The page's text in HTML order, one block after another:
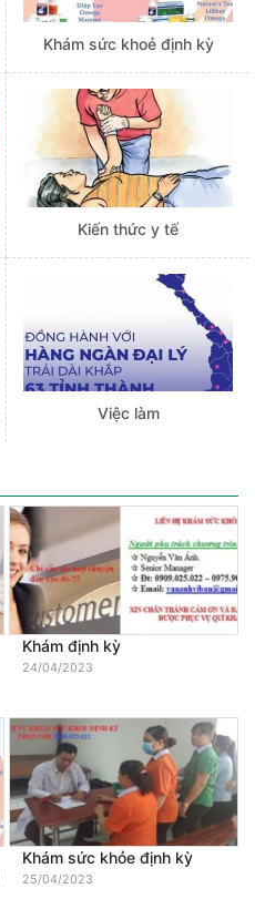
Khám sức khoẻ định kỳ
Kiến thức y tế
Việc làm
Khám định kỳ
24/04/2023
Khám sức khỏe định kỳ
25/04/2023